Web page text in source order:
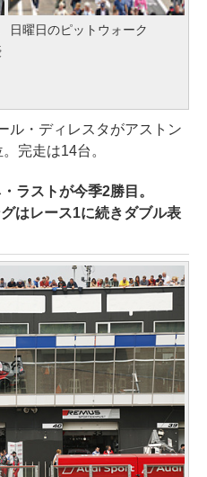
日曜日のピットウォーク
・ディレスタがアストン
完走は14台。
ラストが今季2勝目。
はレース1に続きダブル表